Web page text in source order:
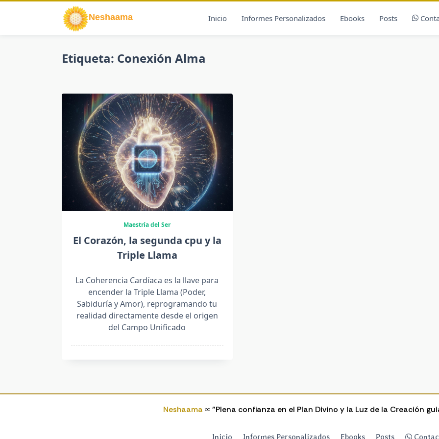
Inicio Informes Personalizados Ebooks Posts
Etiqueta: Conexión Alma
Maestría del Ser
El Corazón, la segunda cpu y la
Triple Llama
La Coherencia Cardíaca es la llave para
encender la Triple Llama (Poder,
Sabiduría y Amor), reprogramando tu
realidad directamente desde el origen
del Campo Unificado
Neshaama ∞ "Plena confianza en el Plan Divino y la Luz de la Creación
Inicio Informes Personalizados Ebooks Posts